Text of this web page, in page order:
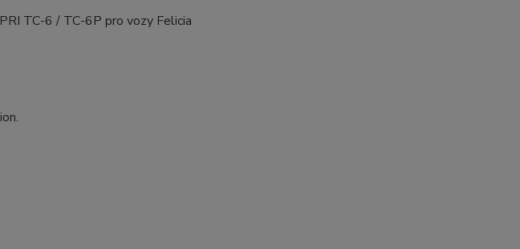
TC-6 / TC-6P pro vozy Felicia